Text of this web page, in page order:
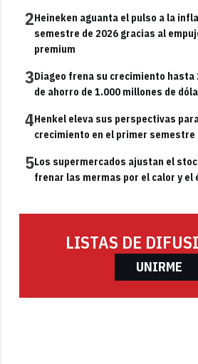
2Heineken aguanta el pulso a la
semestre de 2026 gracias al
premium
3Diageo frena su crecimiento hasta
de ahorro de 1.000 millones de
4Henkel eleva sus perspectivas
crecimiento en el primer semestre
5Los supermercados ajustan el
frenar las mermas por el calor y el
LISTAS DE
UNIRME